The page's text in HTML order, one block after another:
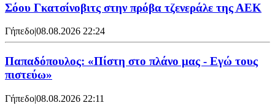
Σόου Γκατσίνοβιτς στην πρόβα τζενεράλε της ΑΕΚ
Γήπεδο|08.08.2026 22:24
Παπαδόπουλος: «Πίστη στο πλάνο μας - Εγώ τους
πιστεύω»
Γήπεδο|08.08.2026 22:11